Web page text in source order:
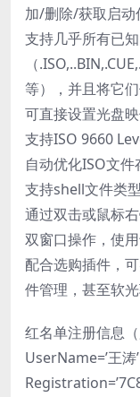
加/删除/获取启动
支持几乎所有已
（
等），并且将它
可直接设置光盘
支持ISO 9660
自动优化ISO文件
支持shell文件类
通过双击或鼠标
双窗口操作，使用
配合选购插件，
件管理，甚至软光
红名单注册信息
UserName=’王涛’